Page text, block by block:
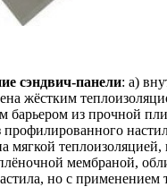
сэндвич-панели: а)
жёстким
барьером из прочной
мягкой теплоизоляцией,
мембраной,
но с применением